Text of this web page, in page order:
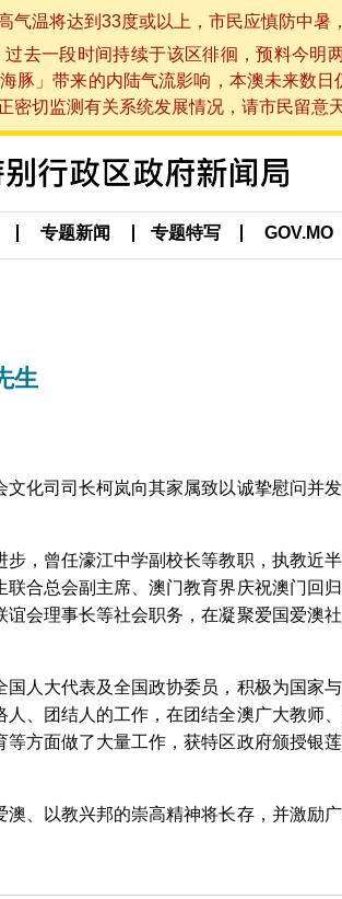
气温将达到33度或以上，市民应慎防中
去一段时间持续于该区徘徊，预料今
豚」带来的内陆气流影响，本澳未来数
密切监测有关系统发展情况，请市民留
专题新闻 专题特写 GOV.MO
生
化司司长柯岚向其家属致以诚挚慰问并
，曾任濠江中学副校长等教职，执教近
合总会副主席、澳门教育界庆祝澳门回
会理事长等社会职务，在凝聚爱国爱澳
人大代表及全国政协委员，积极为国家
、团结人的工作，在团结全澳广大教师
方面做了大量工作，获特区政府颁授银莲
、以教兴邦的崇高精神将长存，并激励